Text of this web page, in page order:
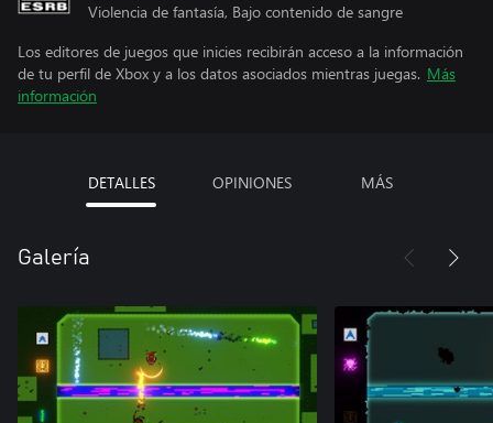
Violencia de fantasía, Bajo contenido de sangre
Los editores de juegos que inicies recibirán acceso a la información
de tu perfil de Xbox y a los datos asociados mientras juegas. Más
información
DETALLES OPINIONES MÁS
Galería